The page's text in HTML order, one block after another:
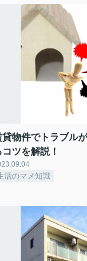
貸物件でトラブル
コツを解説！
活のマメ知識